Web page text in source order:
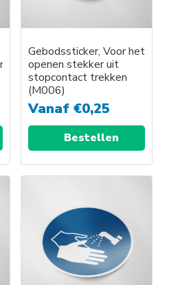
Gebodssticker, Voor het
openen stekker uit
stopcontact trekken
(M006)
Vanaf €0,25
Bestellen